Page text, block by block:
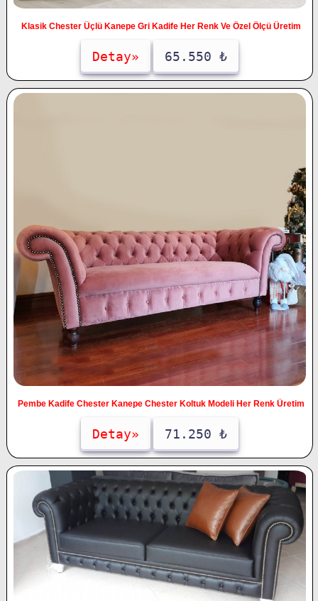
Klasik Chester Üçlü Kanepe Gri Kadife Her Renk Ve Özel Ölçü Üretim
Detay» 65.550 ₺
Pembe Kadife Chester Kanepe Chester Koltuk Modeli Her Renk Üretim
Detay» 71.250 ₺